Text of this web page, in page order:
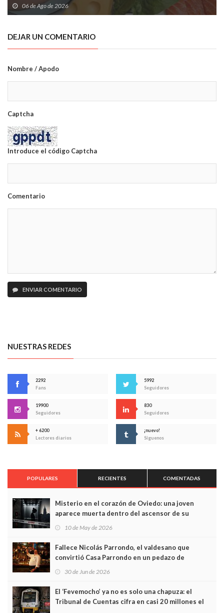
06 de Ago de 2026
DEJAR UN COMENTARIO
Nombre / Apodo
Captcha
Introduce el código Captcha
Comentario
ENVIAR COMENTARIO
NUESTRAS REDES
2292
Fans
5992
Seguidores
19900
Seguidores
830
Seguidores
+ 6200
Lectores diarios
¡nuevo!
Síguenos
POPULARES RECIENTES COMENTADAS
Misterio en el corazón de Oviedo: una joven
aparece muerta dentro del ascensor de su
edificio y las cámaras captan sus últimos minutos
10 de May de 2026
Fallece Nicolás Parrondo, el valdesano que
convirtió Casa Parrondo en un pedazo de
Asturias en Madrid
30 de Jun de 2026
El ‘Fevemocho’ ya no es solo una chapuza: el
Tribunal de Cuentas cifra en casi 20 millones el